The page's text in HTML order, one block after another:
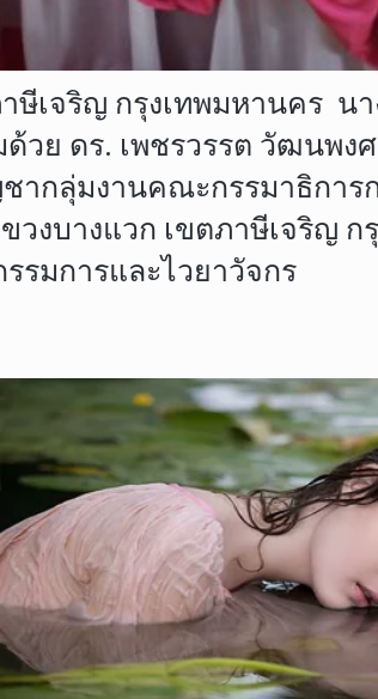
ษีเจริญ กรุงเทพมหานคร
วย ดร. เพชรวรรต วัฒนพ
กลุ่มงานคณะกรรมาธิกา
งบางแวก เขตภาษีเจริญ
รมการและไวยาวัจกร